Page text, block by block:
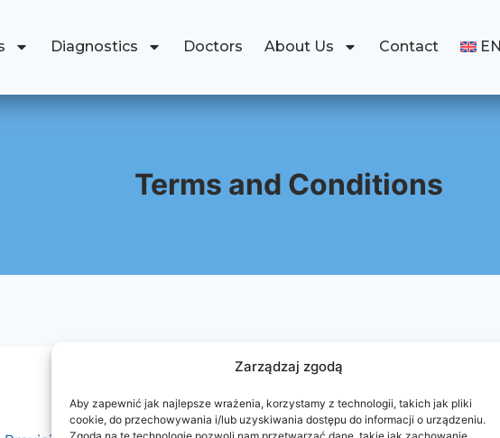
Zarządzaj zgodą
Aby zapewnić jak najlepsze wrażenia, korzystamy z technologii, takich jak pliki
cookie, do przechowywania i/lub uzyskiwania dostępu do informacji o urządzeniu.
Zgoda na te technologie pozwoli nam przetwarzać dane, takie jak zachowanie
Diagnostics Doctors About Us Contact EN
Terms and Conditions